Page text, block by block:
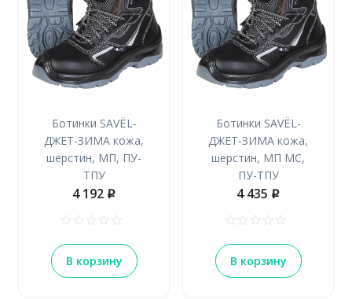
Ботинки SAVЁL-
ДЖЕТ-ЗИМА кожа,
шерстин, МП, ПУ-
ТПУ
4 192 p
В корзину
Ботинки SAVЁL-
ДЖЕТ-ЗИМА кожа,
шерстин, МП МС,
ПУ-ТПУ
4 435 p
В корзину